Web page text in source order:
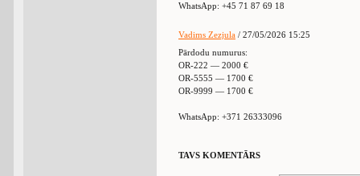
WhatsApp: +45 71 87 69 18
Vadims Zezjula / 27/05/2026 15:25
Pārdodu numurus:
OR-222 — 2000 €
OR-5555 — 1700 €
OR-9999 — 1700 €
WhatsApp: +371 26333096
TAVS KOMENTĀRS